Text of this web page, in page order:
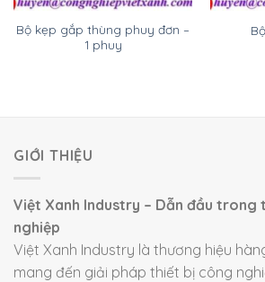
Bộ kẹp gắp thùng phuy đơn –
1 phuy
GIỚI THIỆU
Việt Xanh Industry – Dẫn đầu trong
nghiệp
Việt Xanh Industry là thương hiệu
mang đến giải pháp thiết bị công